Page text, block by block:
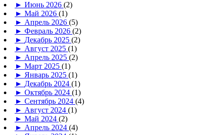
► Июнь 2026 (2)
► Май 2026 (1)
► Апрель 2026 (5)
► Февраль 2026 (2)
► Декабрь 2025 (2)
► Август 2025 (1)
► Апрель 2025 (2)
► Март 2025 (1)
► Январь 2025 (1)
► Декабрь 2024 (1)
► Октябрь 2024 (1)
► Сентябрь 2024 (4)
► Август 2024 (1)
► Май 2024 (2)
► Апрель 2024 (4)